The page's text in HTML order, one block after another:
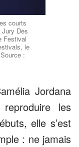
courts
Des
Festival
le
:
Jordana
les
elle s’est
: ne jamais